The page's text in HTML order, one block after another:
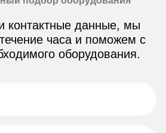
контактные данные, мы
часа и поможем с
оборудования.